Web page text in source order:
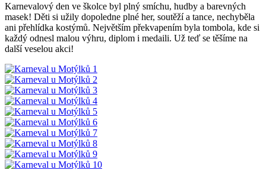
Karnevalový den ve školce byl plný smíchu, hudby a barevných
masek! Děti si užily dopoledne plné her, soutěží a tance, nechyběla
ani přehlídka kostýmů. Největším překvapením byla tombola, kde si
každý odnesl malou výhru, diplom i medaili. Už teď se těšíme na
další veselou akci!